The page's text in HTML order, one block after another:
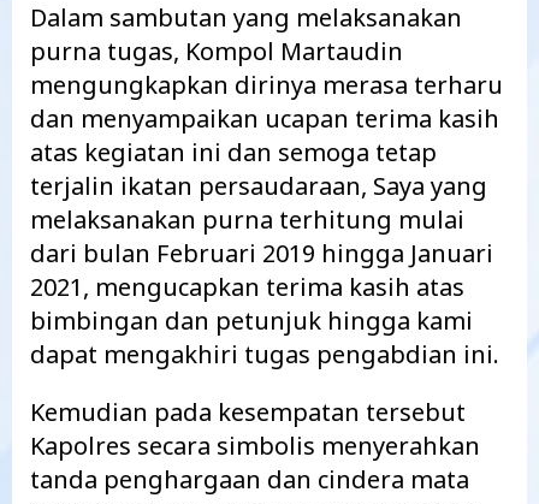
Dalam sambutan yang melaksanakan
purna tugas, Kompol Martaudin
mengungkapkan dirinya merasa terharu
dan menyampaikan ucapan terima kasih
atas kegiatan ini dan semoga tetap
terjalin ikatan persaudaraan, Saya yang
melaksanakan purna terhitung mulai
dari bulan Februari 2019 hingga Januari
2021, mengucapkan terima kasih atas
bimbingan dan petunjuk hingga kami
dapat mengakhiri tugas pengabdian ini.
Kemudian pada kesempatan tersebut
Kapolres secara simbolis menyerahkan
tanda penghargaan dan cindera mata